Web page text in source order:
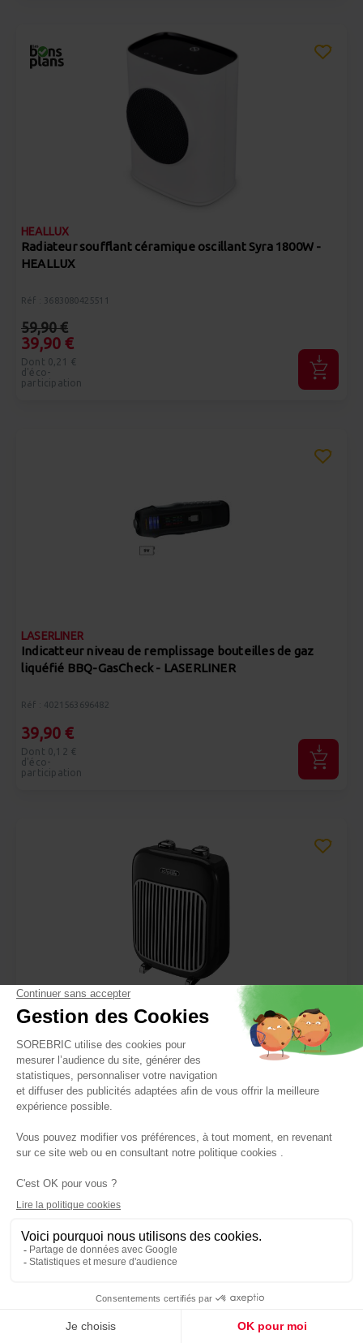
HEALLUX
Radiateur soufflant céramique oscillant Syra 1800W -
HEALLUX
Réf : 3683080425511
39,90 €
59,90 €
Dont 0,21 €
d'éco-
participation
LASERLINER
Indicatteur niveau de remplissage bouteilles de gaz
liquéfié BBQ-GasCheck - LASERLINER
Réf : 4021563696482
39,90 €
Dont 0,12 €
d'éco-
participation
SCHOLTES
Chauffage soufflant Vintage noir salle de bain -
SCHOLTÈS
Réf : 3523930109492